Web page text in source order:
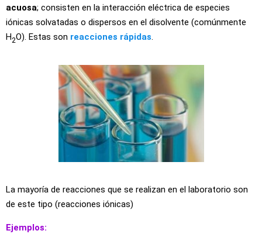
acuosa; consisten en la interacción eléctrica de especies
iónicas solvatadas o dispersos en el disolvente (comúnmente
H2O). Estas son reacciones rápidas.
La mayoría de reacciones que se realizan en el laboratorio son
de este tipo (reacciones iónicas)
Ejemplos: